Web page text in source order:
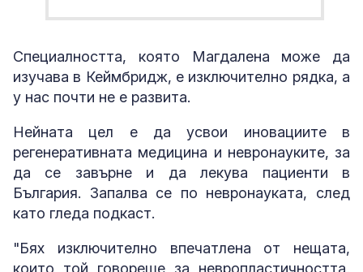
Специалността, която Магдалена може да
изучава в Кеймбридж, е изключително рядка, а
у нас почти не е развита.
Нейната цел е да усвои иновациите в
регенеративната медицина и невронауките, за
да се завърне и да лекува пациенти в
България. Запалва се по невронауката, след
като гледа подкаст.
"Бях изключително впечатлена от нещата,
които той говореше за невропластичността,